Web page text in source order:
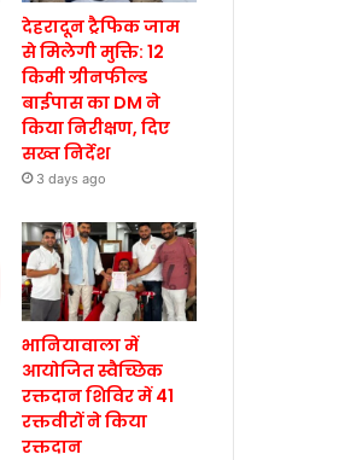
देहरादून ट्रैफिक जाम
से मिलेगी मुक्ति: 12
किमी ग्रीनफील्ड
बाईपास का DM ने
किया निरीक्षण, दिए
सख्त निर्देश
3 days ago
भानियावाला में
आयोजित स्वैच्छिक
रक्तदान शिविर में 41
रक्तवीरों ने किया
रक्तदान